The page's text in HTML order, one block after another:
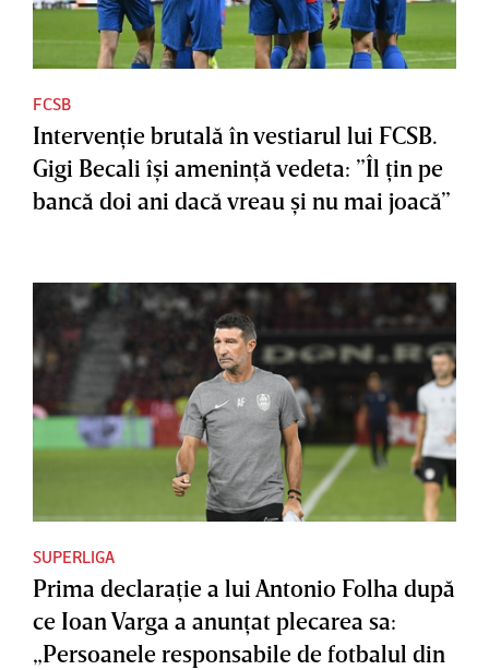
FCSB
Intervenţie brutală în vestiarul lui FCSB.
Gigi Becali îşi ameninţă vedeta: ”Îl ţin pe
bancă doi ani dacă vreau şi nu mai joacă”
SUPERLIGA
Prima declaraţie a lui Antonio Folha după
ce Ioan Varga a anunţat plecarea sa:
„Persoanele responsabile de fotbalul din